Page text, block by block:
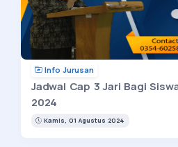
Info Jurusan
Jadwal Cap 3 Jari Bagi
2024
Kamis, 01 Agustus 2024